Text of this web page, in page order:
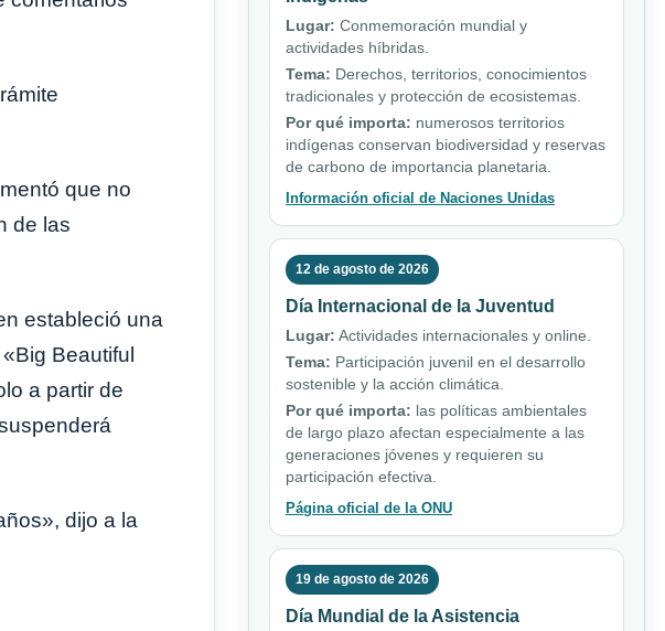
que no
de las
estableció una
Beautiful
a partir de
dijo a la
Lugar: Conmemoración mundial y
actividades híbridas.
Tema: Derechos, territorios, conocimientos
tradicionales y protección de ecosistemas.
Por qué importa: numerosos territorios
indígenas conservan biodiversidad y reservas
de carbono de importancia planetaria.
Información oficial de Naciones Unidas
12 de agosto de 2026
Día Internacional de la Juventud
Lugar: Actividades internacionales y online.
Tema: Participación juvenil en el desarrollo
sostenible y la acción climática.
Por qué importa: las políticas ambientales
de largo plazo afectan especialmente a las
generaciones jóvenes y requieren su
participación efectiva.
Página oficial de la ONU
19 de agosto de 2026
Día Mundial de la Asistencia